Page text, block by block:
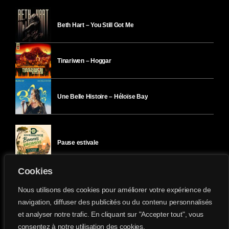
Cookies
Nous utilisons des cookies pour améliorer votre expérience de
navigation, diffuser des publicités ou du contenu personnalisés
et analyser notre trafic. En cliquant sur "Accepter tout", vous
consentez à notre utilisation des cookies.
Beth Hart – You Still Got Me
Tinariwen – Hoggar
Une Belle Histoire – Héloïse Bay
Pause estivale
Ici l’Ombre – mardi 28 juillet